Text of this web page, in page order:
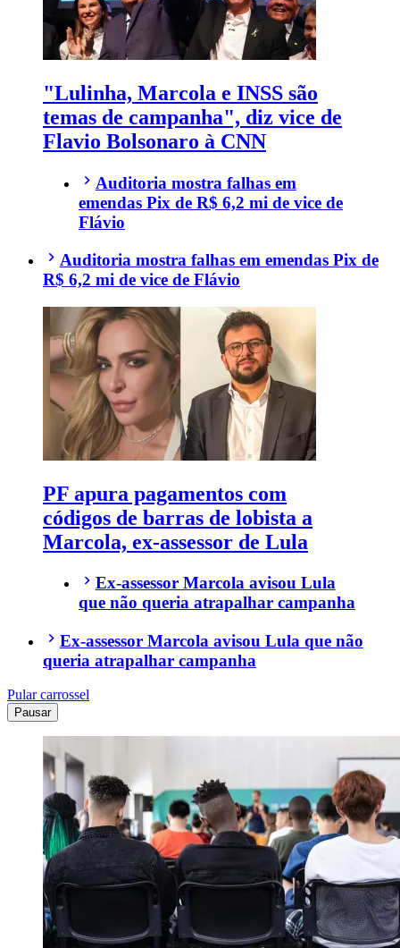
"Lulinha, Marcola e INSS são
temas de campanha", diz vice de
Flavio Bolsonaro à CNN
Auditoria mostra falhas em
emendas Pix de R$ 6,2 mi de vice de
Flávio
Auditoria mostra falhas em emendas Pix de
R$ 6,2 mi de vice de Flávio
PF apura pagamentos com
códigos de barras de lobista a
Marcola, ex-assessor de Lula
Ex-assessor Marcola avisou Lula
que não queria atrapalhar campanha
Ex-assessor Marcola avisou Lula que não
queria atrapalhar campanha
Pular carrossel
Pausar